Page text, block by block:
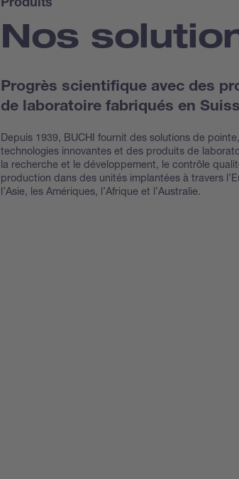
Produits
Nos
Progrès scientifique avec des
de laboratoire fabriqués en
Depuis 1939, BUCHI fournit des solutions de
technologies innovantes et des produits de
la recherche et le développement, le contrôle
production dans des unités implantées à travers
l’Asie, les Amériques, l’Afrique et l’Australie.